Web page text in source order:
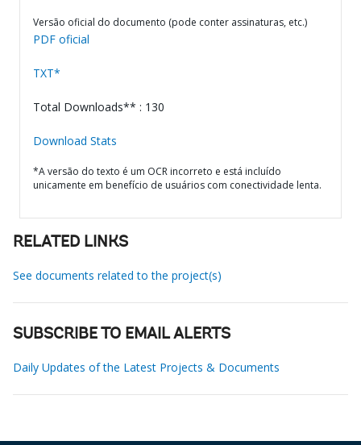
Versão oficial do documento (pode conter assinaturas, etc.)
PDF oficial
TXT*
Total Downloads** : 130
Download Stats
*A versão do texto é um OCR incorreto e está incluído
unicamente em benefício de usuários com conectividade lenta.
RELATED LINKS
See documents related to the project(s)
SUBSCRIBE TO EMAIL ALERTS
Daily Updates of the Latest Projects & Documents